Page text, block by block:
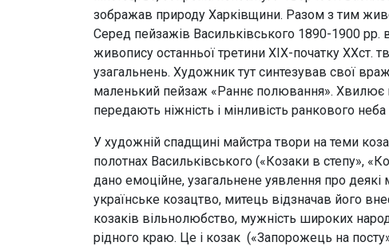
зображав природу Харківщини. Разом з тим
Серед пейзажів Васильківського 1890-1900 рр.
живопису останньої третини XIX-початку XXст.
узагальнень. Художник тут синтезував свої
маленький пейзаж «Раннє полювання». Хвилює
передають ніжність і мінливість ранкового
У художній спадщині майстра твори на теми
полотнах Васильківського («Козаки в степу»,
дано емоційне, узагальнене уявлення про
українське козацтво, митець відзначав його
козаків вільнолюбство, мужність широких
рідного краю. Це і козак («Запорожець на